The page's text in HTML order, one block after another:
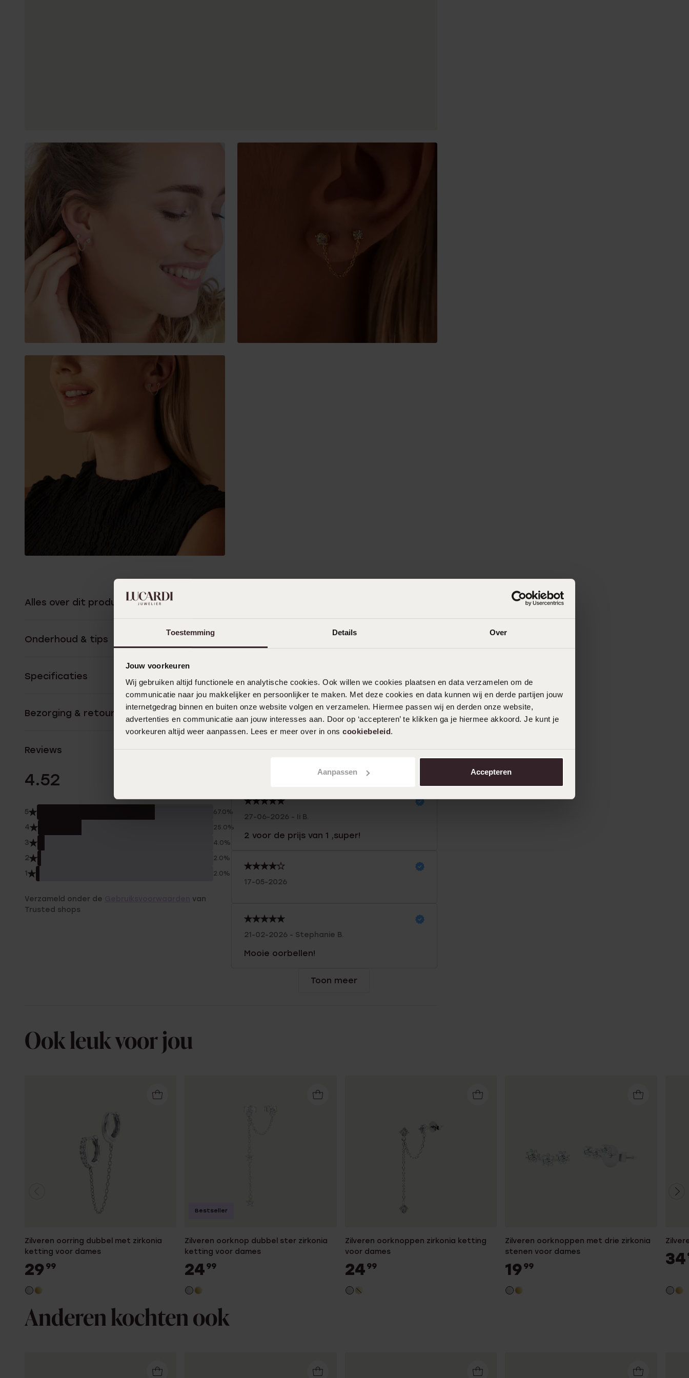
Toestemming Details Over
Jouw voorkeuren
Wij gebruiken altijd functionele en analytische cookies. Ook willen we cookies plaatsen en data verzamelen om de
communicatie naar jou makkelijker en persoonlijker te maken. Met deze cookies en data kunnen wij en derde partijen jouw
internetgedrag binnen en buiten onze website volgen en verzamelen. Hiermee passen wij en derden onze website,
advertenties en communicatie aan jouw interesses aan. Door op ‘accepteren’ te klikken ga je hiermee akkoord. Je kunt je
voorkeuren altijd weer aanpassen. Lees er meer over in ons cookiebeleid.
Aanpassen Accepteren
Alles over dit product
Onderhoud & tips
Specificaties
Bezorging & retourneren
Reviews
4.52
5 67.0%
4 25.0%
3 4.0%
2 2.0%
1 2.0%
Verzameld onder de
van
Trusted shops
27-06-2026 - Ii B.
2 voor de prijs van 1 ,super!
17-05-2026
21-02-2026 - Stephanie B.
Mooie oorbellen!
Toon meer
Ook leuk voor jou
Zilveren oorring dubbel met zirkonia
ketting voor dames
29 99
Zilveren oorknop dubbel ster zirkonia
ketting voor dames
24 99
Bestseller
Zilveren oorknoppen zirkonia ketting
voor dames
24 99
Zilveren oorknoppen met drie zirkonia
stenen voor dames
19 99 34
Anderen kochten ook